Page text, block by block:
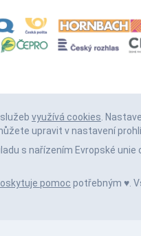
využívá cookies.
upravit v nastavení
s nařízením Evropské unie
pomoc potřebným ♥️.